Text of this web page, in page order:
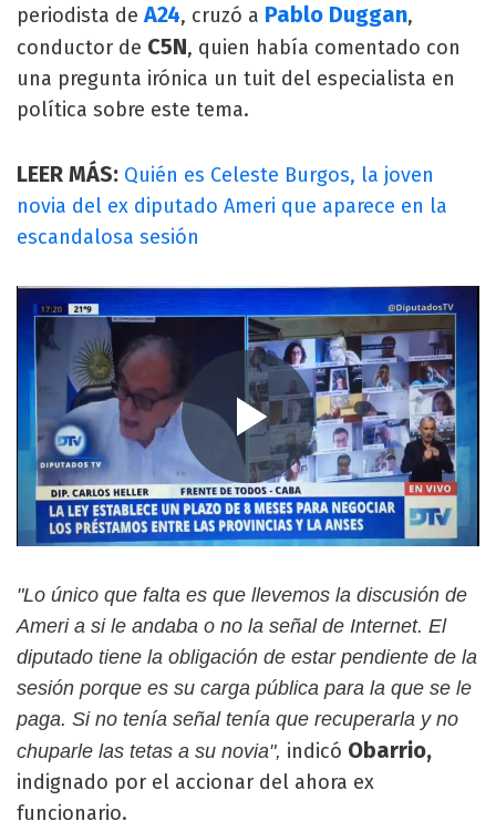
periodista deA24, cruzó a Pablo Duggan,
conductor de C5N, quien había comentado con
una pregunta irónica un tuit del especialista en
política sobre este tema.
LEER MÁS: Quién es Celeste Burgos, la joven
novia del ex diputado Ameri que aparece en la
escandalosa sesión
"Lo único que falta es que llevemos la discusión de
Ameri a si le andaba o no la señal de Internet. El
diputado tiene la obligación de estar pendiente de la
sesión porque es su carga pública para la que se le
paga. Si no tenía señal tenía que recuperarla y no
chuparle las tetas a su novia", indicó Obarrio,
indignado por el accionar del ahora ex
funcionario.